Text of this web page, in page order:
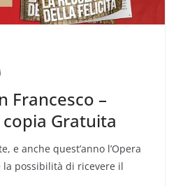
Francesco –
Gratuita
e anche quest’anno l’Opera
la possibilità di ricevere il